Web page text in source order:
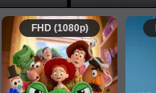
FHD (1080p)